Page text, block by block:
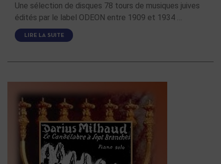
Une sélection de disques 78 tours de musiques juives
édités par le label ODEON entre 1909 et 1934 …
LIRE LA SUITE